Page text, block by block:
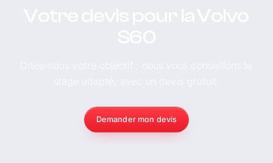
Demander mon devis